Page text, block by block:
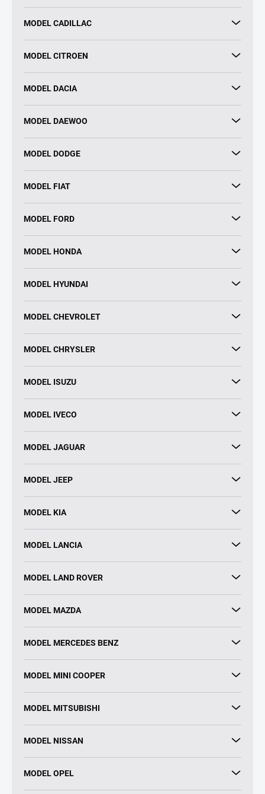
MODEL CADILLAC
MODEL CITROEN
MODEL DACIA
MODEL DAEWOO
MODEL DODGE
MODEL FIAT
MODEL FORD
MODEL HONDA
MODEL HYUNDAI
MODEL CHEVROLET
MODEL CHRYSLER
MODEL ISUZU
MODEL IVECO
MODEL JAGUAR
MODEL JEEP
MODEL KIA
MODEL LANCIA
MODEL LAND ROVER
MODEL MAZDA
MODEL MERCEDES BENZ
MODEL MINI COOPER
MODEL MITSUBISHI
MODEL NISSAN
MODEL OPEL